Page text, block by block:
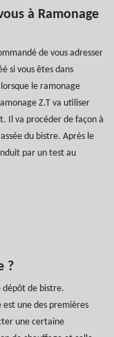
à Ramonage
de vous adresser
si vous êtes dans
le ramonage
Z.T va utiliser
Il va procéder de façon à
du bistre. Après le
par un test au
?
dépôt de bistre.
est une des premières
une certaine